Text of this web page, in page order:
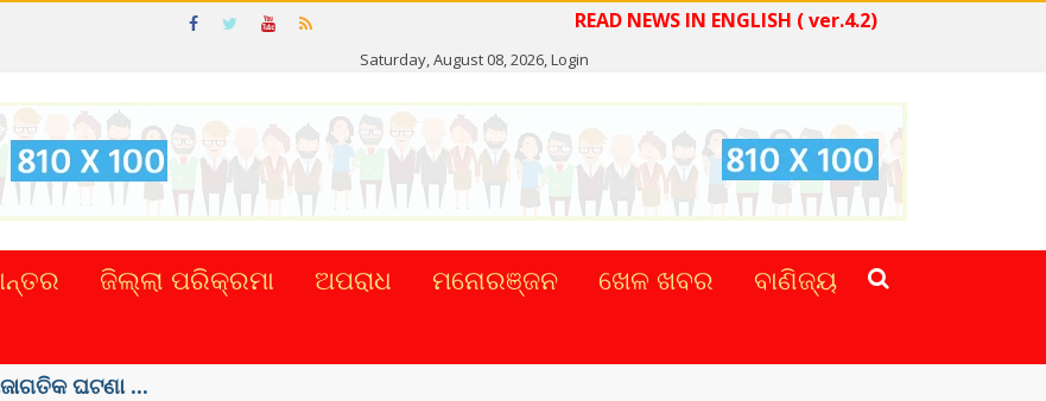
READ NEWS IN ENGLISH ( ver.4.2)
Saturday, August 08, 2026,Login
ଜିଲ୍ଲା ପରିକ୍ରମା ଅପରାଧ ମନୋରଞ୍ଜନ ଖେଳ ଖବର
ବାଣିଜ୍ୟ
୫୮ ମୃତ